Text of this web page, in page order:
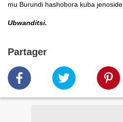
mu Burundi hashobora kuba jenoside.
Ubwanditsi.
Partager